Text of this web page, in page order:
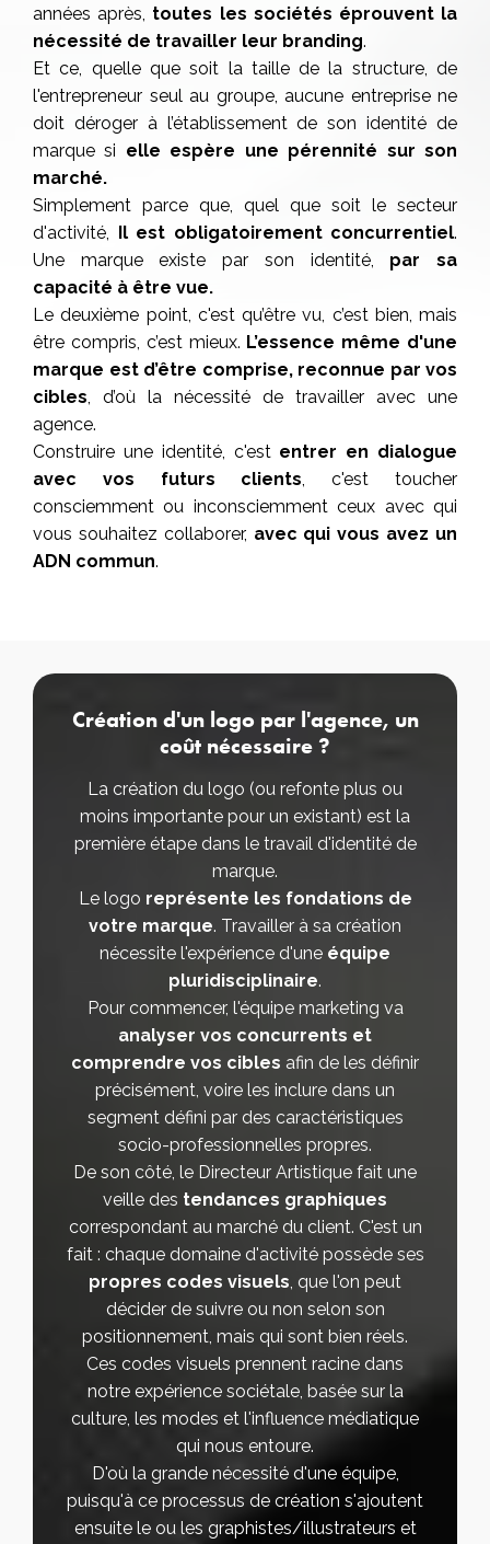
années après, toutes les sociétés éprouvent la
nécessité de travailler leur branding.
Et ce, quelle que soit la taille de la structure, de
l'entrepreneur seul au groupe, aucune entreprise ne
doit déroger à l’établissement de son identité de
marque si elle espère une pérennité sur son
marché.
Simplement parce que, quel que soit le secteur
d'activité,
l est obligatoirement concurrentiel.
Une marque existe par son identité, par sa
capacité à être vue.
Le deuxième point, c'est qu’être vu, c’est bien, mais
être compris, c’est mieux. L’essence même d'une
marque est d’être comprise, reconnue par vos
cibles, d’où la nécessité de travailler avec une
agence.
Construire une identité, c'est entrer en dialogue
avec vos futurs clients, c'est toucher
consciemment ou inconsciemment ceux avec qui
vous souhaitez collaborer, avec qui vous avez un
ADN commun.
Création d'un logo par l'agence, un
coût nécessaire ?
La création du logo (ou refonte plus ou
moins importante pour un existant) est la
première étape dans le travail d'identité de
marque.
Le logo représente les fondations de
votre marque. Travailler à sa création
nécessite l'expérience d'une équipe
pluridisciplinaire.
Pour commencer, l'équipe marketing va
analyser vos concurrents et
comprendre vos cibles afin de les définir
précisément, voire les inclure dans un
segment défini par des caractéristiques
socio-professionnelles propres.
De son côté, le Directeur Artistique fait une
veille des tendances graphiques
correspondant au marché du client. C'est un
fait : chaque domaine d'activité possède ses
propres codes visuels, que l'on peut
décider de suivre ou non selon son
positionnement, mais qui sont bien réels.
Ces codes visuels prennent racine dans
notre expérience sociétale, basée sur la
culture, les modes et l'influence médiatique
qui nous entoure.
D'où la grande nécessité d'une équipe,
puisqu'à ce processus de création s'ajoutent
ensuite le ou les graphistes/illustrateurs et